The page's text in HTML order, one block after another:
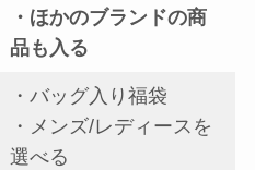
・ほかのブランドの商
品も入る
・バッグ入り福袋
・メンズ/レディースを
選べる